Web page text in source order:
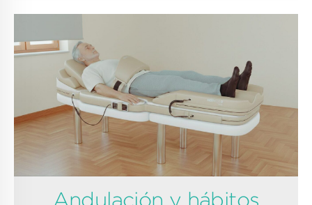
Andulación y hábitos